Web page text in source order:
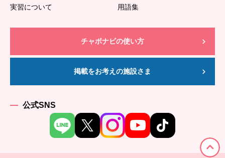
実習について
用語集
チャボナビの使い方
掲載をお考えの施設さま
公式SNS